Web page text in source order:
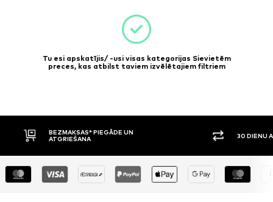
Tu esi apskatījis/ -usi visas kategorijas Sievietēm
preces, kas atbilst taviem izvēlētajiem filtriem
BEZMAKSAS* PIEGĀDE UN
ATGRIEŠANA
30 DIENU